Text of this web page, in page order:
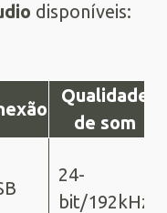
disponíveis:
Qualidade
de som
24-
bit/192kHz